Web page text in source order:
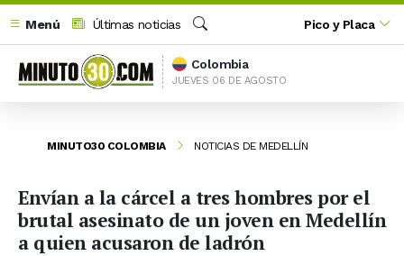
Menú
Últimas noticias
Buscar
Pico y Placa
Colombia
JUEVES 06 DE AGOSTO
MINUTO30 COLOMBIA NOTICIAS DE MEDELLÍN
Envían a la cárcel a tres hombres por el
brutal asesinato de un joven en Medellín
a quien acusaron de ladrón